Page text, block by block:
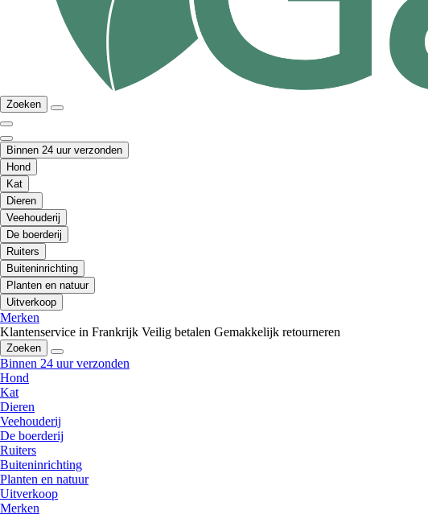
Zoeken
Binnen 24 uur verzonden
Hond
Kat
Dieren
Veehouderij
De boerderij
Ruiters
Buiteninrichting
Planten en natuur
Uitverkoop
Merken
Klantenservice in Frankrijk Veilig betalen Gemakkelijk retourneren
Zoeken
Binnen 24 uur verzonden
Hond
Kat
Dieren
Veehouderij
De boerderij
Ruiters
Buiteninrichting
Planten en natuur
Uitverkoop
Merken